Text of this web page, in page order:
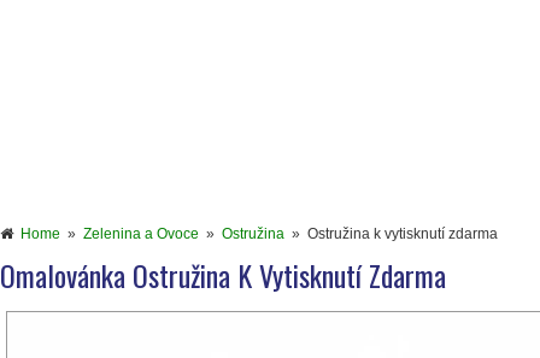
Home » Zelenina a Ovoce » Ostružina » Ostružina k vytisknutí zdarma
Omalovánka Ostružina K Vytisknutí Zdarma